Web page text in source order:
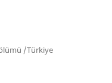
/Türkiye